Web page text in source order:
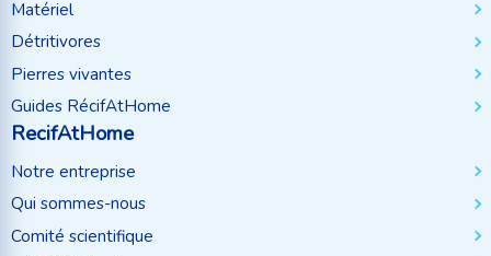
Matériel
Détritivores
Pierres vivantes
Guides RécifAtHome
RecifAtHome
Notre entreprise
Qui sommes-nous
Comité scientifique